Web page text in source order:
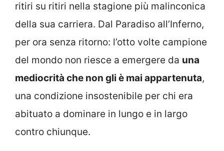
ritiri su ritiri nella stagione più malinconica
della sua carriera. Dal Paradiso all’Inferno,
per ora senza ritorno: l’otto volte campione
del mondo non riesce a emergere da una
mediocrità che non gli è mai appartenuta,
una condizione insostenibile per chi era
abituato a dominare in lungo e in largo
contro chiunque.